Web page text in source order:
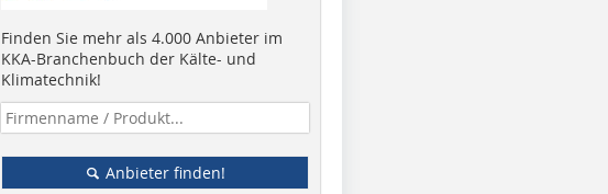
Finden Sie mehr als 4.000 Anbieter im
KKA-Branchenbuch der Kälte- und
Klimatechnik!
Anbieter finden!